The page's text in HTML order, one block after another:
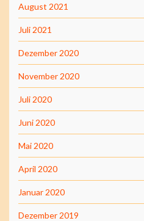
August 2021
Juli 2021
Dezember 2020
November 2020
Juli 2020
Juni 2020
Mai 2020
April 2020
Januar 2020
Dezember 2019